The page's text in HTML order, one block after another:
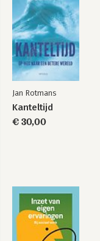
Jan Rotmans
Kanteltijd
€ 30,00